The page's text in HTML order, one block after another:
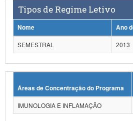
Secretaria de Governo
Gabinete de Segurança Institucional
Banco Central do Brasil
Planalto
Tipos de Regime Letivo
Nome
Ano
SEMESTRAL
2013
Áreas de Concentração do Programa
IMUNOLOGIA E INFLAMAÇÃO